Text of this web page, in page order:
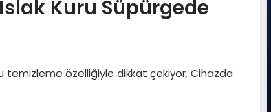
Kuru Süpürgede
temizleme özelliğiyle dikkat çekiyor. Cihazda